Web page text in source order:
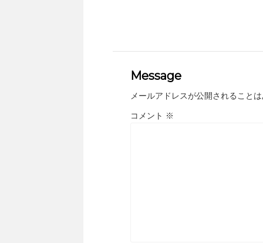
Message
メールアドレスが公開されること
コメント ※